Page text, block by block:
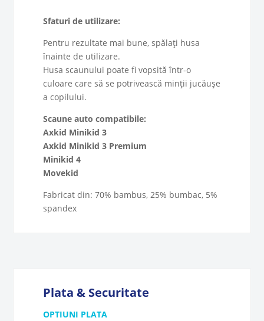
Sfaturi de utilizare:
Pentru rezultate mai bune, spălați husa
înainte de utilizare.
Husa scaunului poate fi vopsită într-o
culoare care să se potrivească minții jucăușe
a copilului.
Scaune auto compatibile:
Axkid Minikid 3
Axkid Minikid 3 Premium
Minikid 4
Movekid
Fabricat din: 70% bambus, 25% bumbac, 5%
spandex
Plata & Securitate
OPTIUNI PLATA